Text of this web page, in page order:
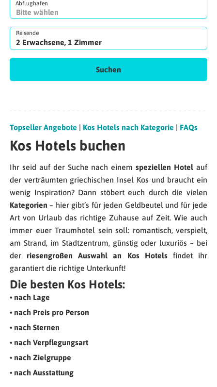
Abflughafen
Reisende
2 Erwachsene, 1 Zimmer
Suchen
Topseller Angebote Kos Hotels nach Kategorie FAQs
Kos Hotels buchen
Ihr seid auf der Suche nach einem speziellen Hotel auf
der verträumten griechischen Insel Kos und braucht ein
wenig Inspiration? Dann stöbert euch durch die vielen
Kategorien – hier gibt’s für jeden Geldbeutel und für jede
Art von Urlaub das richtige Zuhause auf Zeit. Wie auch
immer euer Traumhotel sein soll: romantisch, verspielt,
am Strand, im Stadtzentrum, günstig oder luxuriös – bei
derriesengroßen Auswahl an Kos Hotelsfindet ihr
garantiert die richtige Unterkunft!
Die besten Kos Hotels:
• nach Lage
• nach Preis pro Person
• nach Sternen
• nach Verpflegungsart
• nach Zielgruppe
• nach Ausstattung